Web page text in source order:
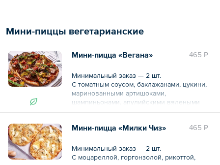
Мини-пиццы вегетарианские
465 ₽
Мини-пицца «Вегана»
Минимальный заказ — 2 шт.
С томатным соусом, баклажанами, цукини,
маринованными артишоками,
шампиньонами, апулийскими вялеными
томатами, солью гомасио и базиликом.
Общий вес – 225 г 465 ₽
Мини-пицца «Милки Чиз»
Минимальный заказ — 2 шт.
С моцареллой, горгонзолой, рикоттой,